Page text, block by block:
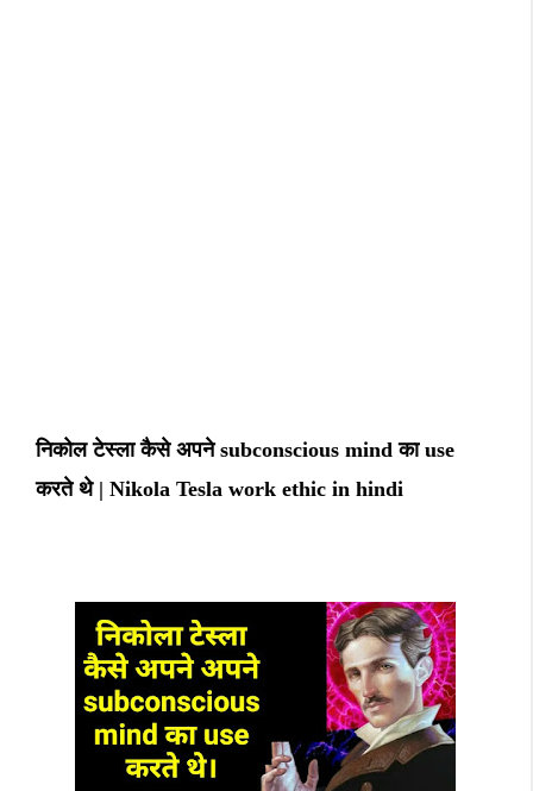
निकोल टेस्ला कैसे अपने subconscious mind का use
करते थे | Nikola Tesla work ethic in hindi